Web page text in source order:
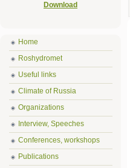
Download
Home
Roshydromet
Useful links
Climate of Russia
Organizations
Interview, Speeches
Conferences, workshops
Publications